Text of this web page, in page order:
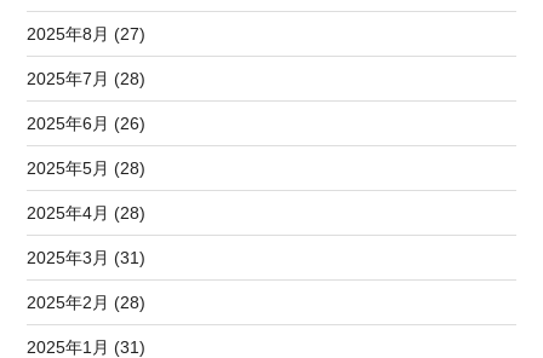
2025年8月 (27)
2025年7月 (28)
2025年6月 (26)
2025年5月 (28)
2025年4月 (28)
2025年3月 (31)
2025年2月 (28)
2025年1月 (31)